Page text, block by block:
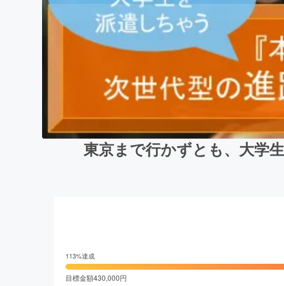
東京まで行かずとも、大学
113%達成
目標金額430,000円